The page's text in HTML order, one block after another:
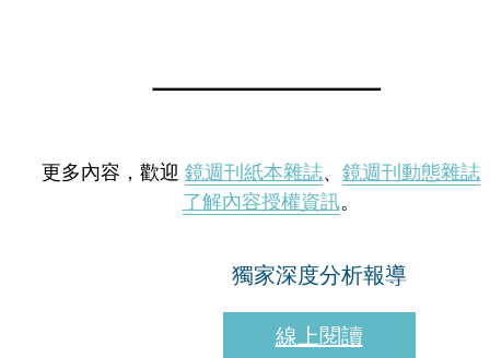
更多內容，歡迎 鏡週刊紙本雜誌、 鏡週刊動態雜誌
了解內容授權資訊。
獨家深度分析報導
線上閱讀